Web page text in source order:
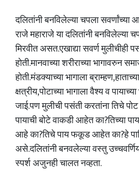
दलितांनी बनविलेल्या चपला सवर्णांच्या
राजे महाराजे या दलितांनी बनविलेल्या
मिरवीत असत.एखाद्या सवर्ण मुलीचीही
होती.मानवाच्या शरीराच्या भागावरुन
होती.मंडक्याच्या भागाला
क्षत्रीय,पोटाच्या भागाला वैश्य व
जाई.पण मुलीची पसंती करतांना तिचे
पायाची बोटे वाकडी आहेत का?तिच्या
आहे का?तिचे पाय फकूड आहेत का?हे
असे.दलितांनी बनवलेल्या वस्तु
स्पर्श अजुनही चालत नव्हता.